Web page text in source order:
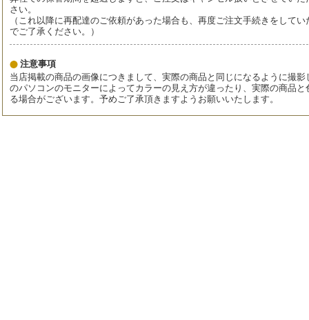
さい。
（これ以降に再配達のご依頼があった場合も、再度ご注文手続きをして
でご了承ください。）
注意事項
当店掲載の商品の画像につきまして、実際の商品と同じになるように撮
のパソコンのモニターによってカラーの見え方が違ったり、実際の商品
る場合がございます。予めご了承頂きますようお願いいたします。